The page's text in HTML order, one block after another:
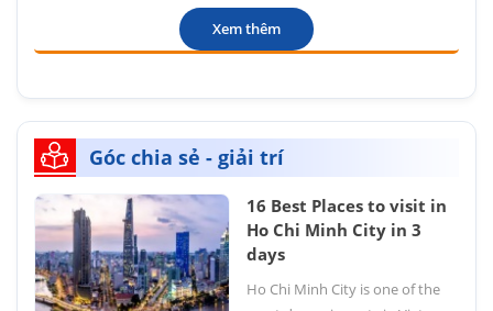
Xem thêm
Góc chia sẻ - giải trí
16 Best Places to visit in
Ho Chi Minh City in 3
days
Ho Chi Minh City is one of the